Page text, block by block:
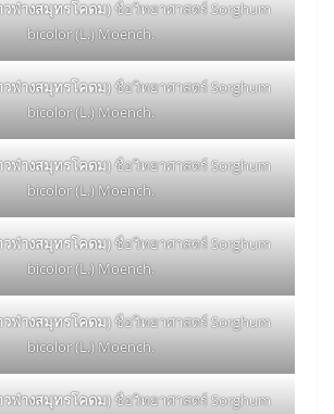
ฟ่างสมุทรโคดม)ชื่อวิทยาศาสตร์ Sorghum
bicolor (L.) Moench.
ฟ่างสมุทรโคดม)ชื่อวิทยาศาสตร์ Sorghum
bicolor (L.) Moench.
ฟ่างสมุทรโคดม)ชื่อวิทยาศาสตร์ Sorghum
bicolor (L.) Moench.
ฟ่างสมุทรโคดม)ชื่อวิทยาศาสตร์ Sorghum
bicolor (L.) Moench.
ฟ่างสมุทรโคดม)ชื่อวิทยาศาสตร์ Sorghum
bicolor (L.) Moench.
ฟ่างสมุทรโคดม)ชื่อวิทยาศาสตร์ Sorghum